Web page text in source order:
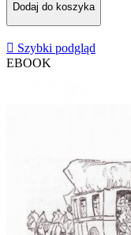
Dodaj do koszyka
 Szybki podgląd
EBOOK